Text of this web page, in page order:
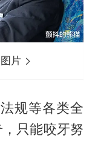
片
规等各类全
只能咬牙努